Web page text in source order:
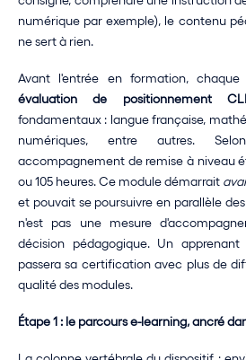
numérique par exemple), le contenu
ne sert à rien.
évaluation de positionnement
fondamentaux : langue française,
numériques, entre autres.
accompagnement de remise à niveau
ou 105 heures. Ce module démarrait
et pouvait se poursuivre en parallèle
n'est pas une mesure
décision pédagogique. Un
passera sa certification avec plus de
qualité des modules.
Étape 1 : le parcours e-learning, ancré